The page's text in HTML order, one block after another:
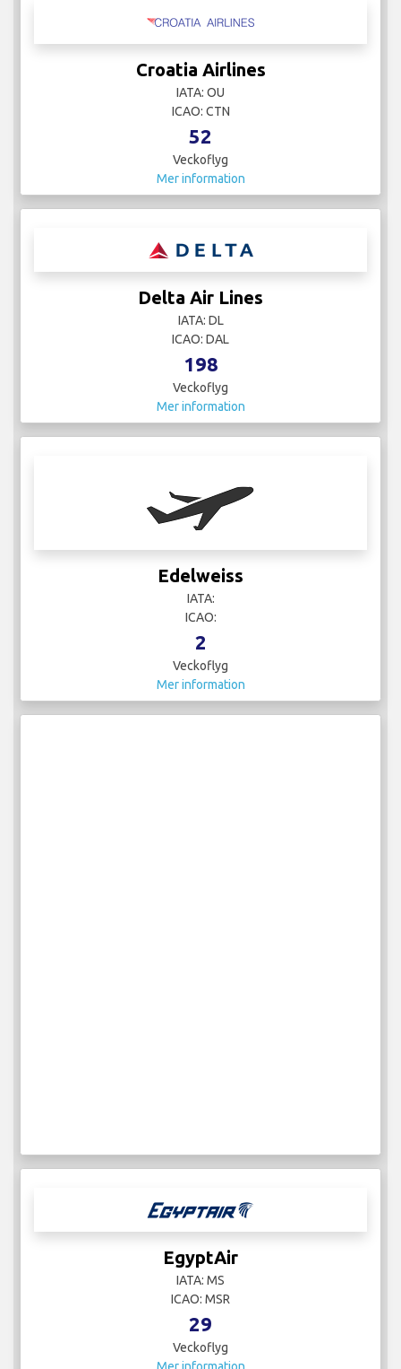
Croatia Airlines
IATA: OU
ICAO: CTN
52
Veckoflyg
Mer information
Delta Air Lines
IATA: DL
ICAO: DAL
198
Veckoflyg
Mer information
Edelweiss
IATA:
ICAO:
2
Veckoflyg
Mer information
EgyptAir
IATA: MS
ICAO: MSR
29
Veckoflyg